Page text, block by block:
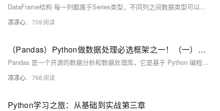
DataFrame结构 每一列都属于Series类型，不同列之间数据类型可以不一样，但同一列的值类型必须一致。 DataFrame拥有一个总的 idx记录列，该列记录了每一行的索引 在DataFrame中，若列之间的元素个数不匹配，且使用Series填充时，在DataFrame里空值会显示为NaN；当列之间元素个数不匹配，并且不使用Series填充，会报错。在指定了index 属性显示情况下，会按照index的位置进行排序，默认是 [0,1,2,3,...] 从0索引开始正序排序行。
凉凉心. 709
（Pandas）Python做数据处理必选框架之一！（一）：介绍Pandas中的两个数据结构；刨析Series：如何访问数据；数据去重、取众数、总和、标准差、方差、平均值等；判断缺失值、获取索引...
Pandas 是一个开源的数据分析和数据处理库，它是基于 Python 编程语言的。 Pandas 提供了易于使用的数据结构和数据分析工具，特别适用于处理结构化数据，如表格型数据（类似于Excel表格）。 Pandas 是数据科学和分析领域中常用的工具之一，它使得用户能够轻松地从各种数据源中导入数据，并对数据进行高效的操作和分析。 Pandas 主要引入了两种新的数据结构：Series 和 DataFrame。
凉凉心. 768
Python学习之旅：从基础到实战第三章